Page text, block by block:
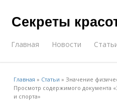
Секреты
Главная Новости
Главная » Статьи »Значение
Просмотр содержимого документа
и спорта»